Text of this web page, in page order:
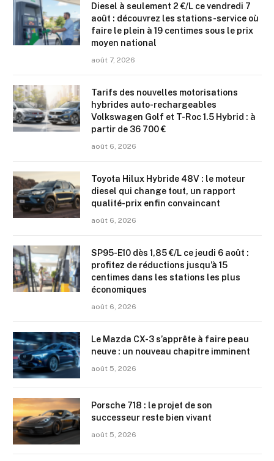
Diesel à seulement 2 €/L ce vendredi 7
août : découvrez les stations-service où
faire le plein à 19 centimes sous le prix
moyen national
août 7, 2026
Tarifs des nouvelles motorisations
hybrides auto-rechargeables
Volkswagen Golf et T-Roc 1.5 Hybrid : à
partir de 36 700 €
août 6, 2026
Toyota Hilux Hybride 48V : le moteur
diesel qui change tout, un rapport
qualité-prix enfin convaincant
août 6, 2026
SP95-E10 dès 1,85 €/L ce jeudi 6 août :
profitez de réductions jusqu’à 15
centimes dans les stations les plus
économiques
août 6, 2026
Le Mazda CX-3 s’apprête à faire peau
neuve : un nouveau chapitre imminent
août 5, 2026
Porsche 718 : le projet de son
successeur reste bien vivant
août 5, 2026